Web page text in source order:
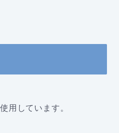
用しています。